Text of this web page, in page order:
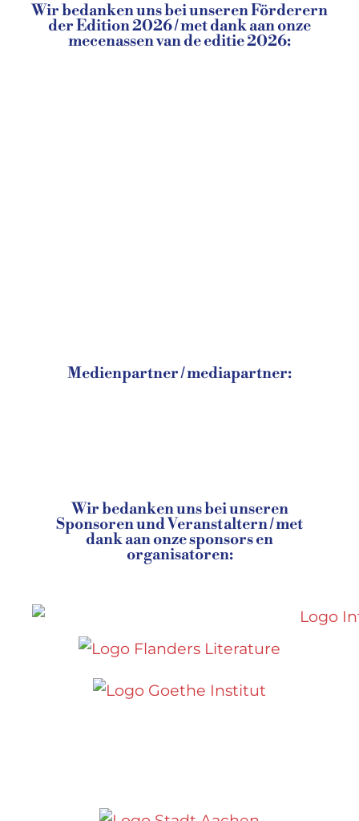
Wir bedanken uns bei unseren Förderern
der Edition 2026 / met dank aan onze
mecenassen van de editie 2026:
Medienpartner / mediapartner:
Wir bedanken uns bei unseren
Sponsoren und Veranstaltern / met
dank aan onze sponsors en
organisatoren: